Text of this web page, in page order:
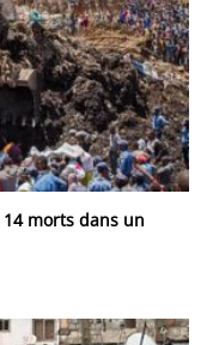
morts dans un